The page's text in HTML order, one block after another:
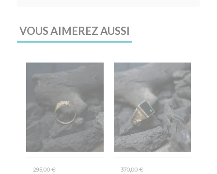
VOUS AIMEREZ AUSSI
295,00 € 370,00 €